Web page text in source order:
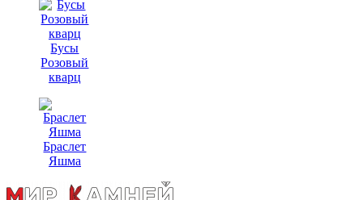
Бусы
Розовый
кварц
Браслет
Яшма